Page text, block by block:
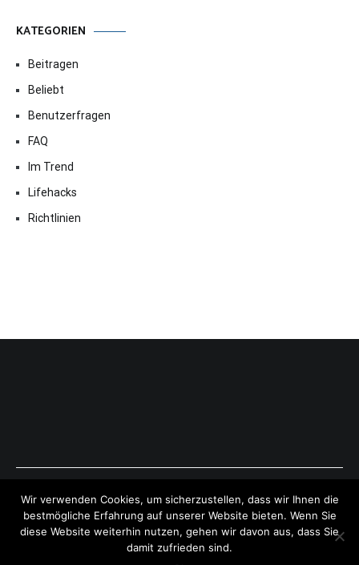
KATEGORIEN
Beitragen
Beliebt
Benutzerfragen
FAQ
Im Trend
Lifehacks
Richtlinien
Copyright © 2026ExpressAntworten.com. All rights reserved.
Theme:Cenote by ThemeGrill. Powered byWordPress .
Wir verwenden Cookies, um sicherzustellen, dass wir Ihnen die
bestmögliche Erfahrung auf unserer Website bieten. Wenn Sie
diese Website weiterhin nutzen, gehen wir davon aus, dass Sie
damit zufrieden sind.